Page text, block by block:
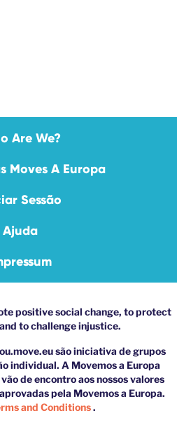
Are We?
Moves A Europa
Sessão
Ajuda
positive social change, to protect
to challenge injustice.
são iniciativa de grupos
individual. A Movemos a Europa
de encontro aos nossos valores
pela Movemos a Europa.
and Conditions.